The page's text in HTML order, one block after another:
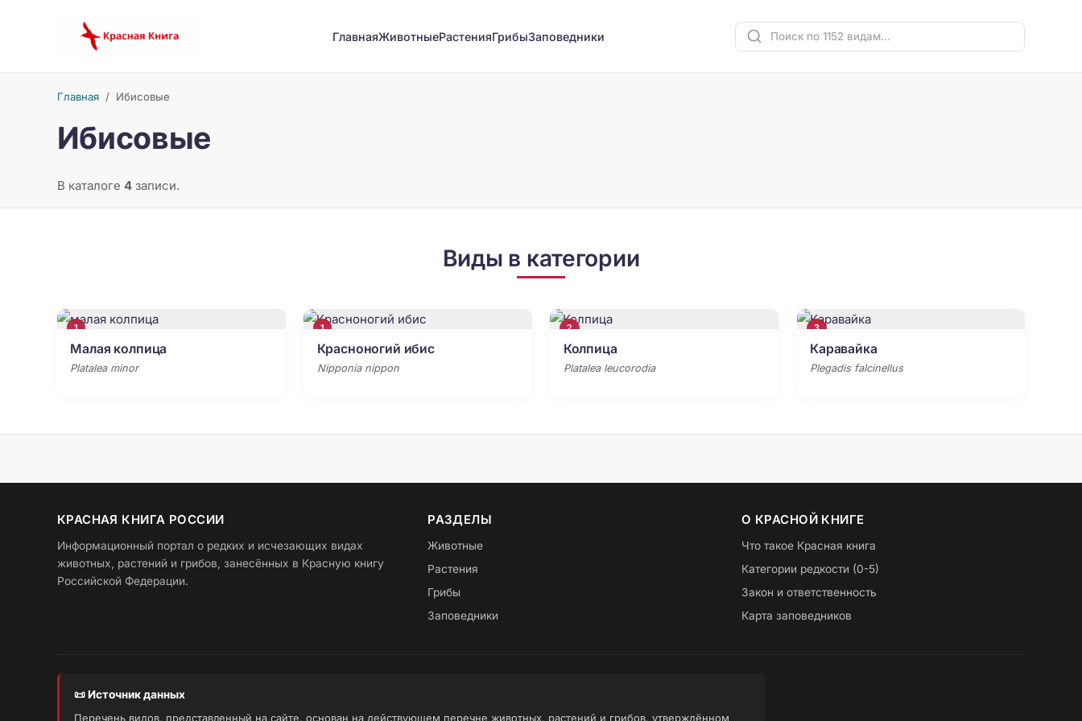
ГлавнаяЖивотныеРастенияГрибыЗаповедники
Главная/ Ибисовые
Ибисовые
В каталоге 4записи.
Виды в категории
1
Малая колпица
Platalea minor
1
Красноногий ибис
Nipponia nippon
2
Колпица
Platalea leucorodia
3
Каравайка
Plegadis falcinellus
КРАСНАЯ КНИГА РОССИИ
Информационный портал о редких и исчезающих видах
животных, растений и грибов, занесённых в Красную книгу
Российской Федерации.
РАЗДЕЛЫ
Животные
Растения
Грибы
Заповедники
О КРАСНОЙ КНИГЕ
Что такое Красная книга
Категории редкости (0-5)
Закон и ответственность
Карта заповедников
📜 Источник данных
Перечень видов, представленный на сайте, основан на действующем перечне животных, растений и грибов, утверждённом